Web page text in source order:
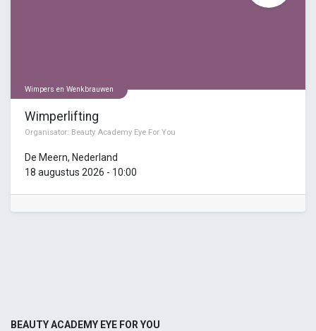
Wimpers en Wenkbrauwen
Wimperlifting
Organisator: Beauty Academy Eye For You
De Meern, Nederland
18 augustus 2026 - 10:00
BEAUTY ACADEMY EYE FOR YOU